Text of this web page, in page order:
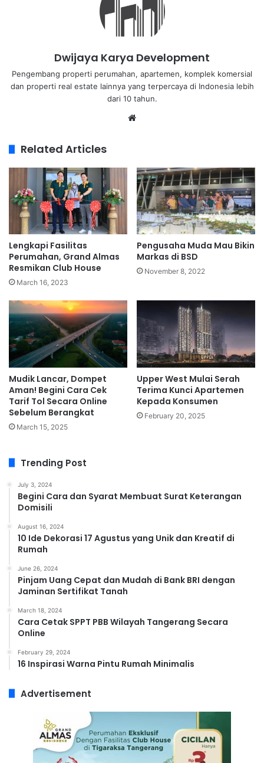
Dwijaya Karya Development
Pengembang properti perumahan, apartemen, komplek komersial
dan properti real estate lainnya yang terpercaya di Indonesia lebih
dari 10 tahun.
Related Articles
Lengkapi Fasilitas
Perumahan, Grand Almas
Resmikan Club House
March 16, 2023
Pengusaha Muda Mau Bikin
Markas di BSD
November 8, 2022
Mudik Lancar, Dompet
Aman! Begini Cara Cek
Tarif Tol Secara Online
Sebelum Berangkat
March 15, 2025
Upper West Mulai Serah
Terima Kunci Apartemen
Kepada Konsumen
February 20, 2025
Trending Post
July 3, 2024
Begini Cara dan Syarat Membuat Surat Keterangan
Domisili
August 16, 2024
10 Ide Dekorasi 17 Agustus yang Unik dan Kreatif di
Rumah
June 26, 2024
Pinjam Uang Cepat dan Mudah di Bank BRI dengan
Jaminan Sertifikat Tanah
March 18, 2024
Cara Cetak SPPT PBB Wilayah Tangerang Secara
Online
February 29, 2024
16 Inspirasi Warna Pintu Rumah Minimalis
Advertisement